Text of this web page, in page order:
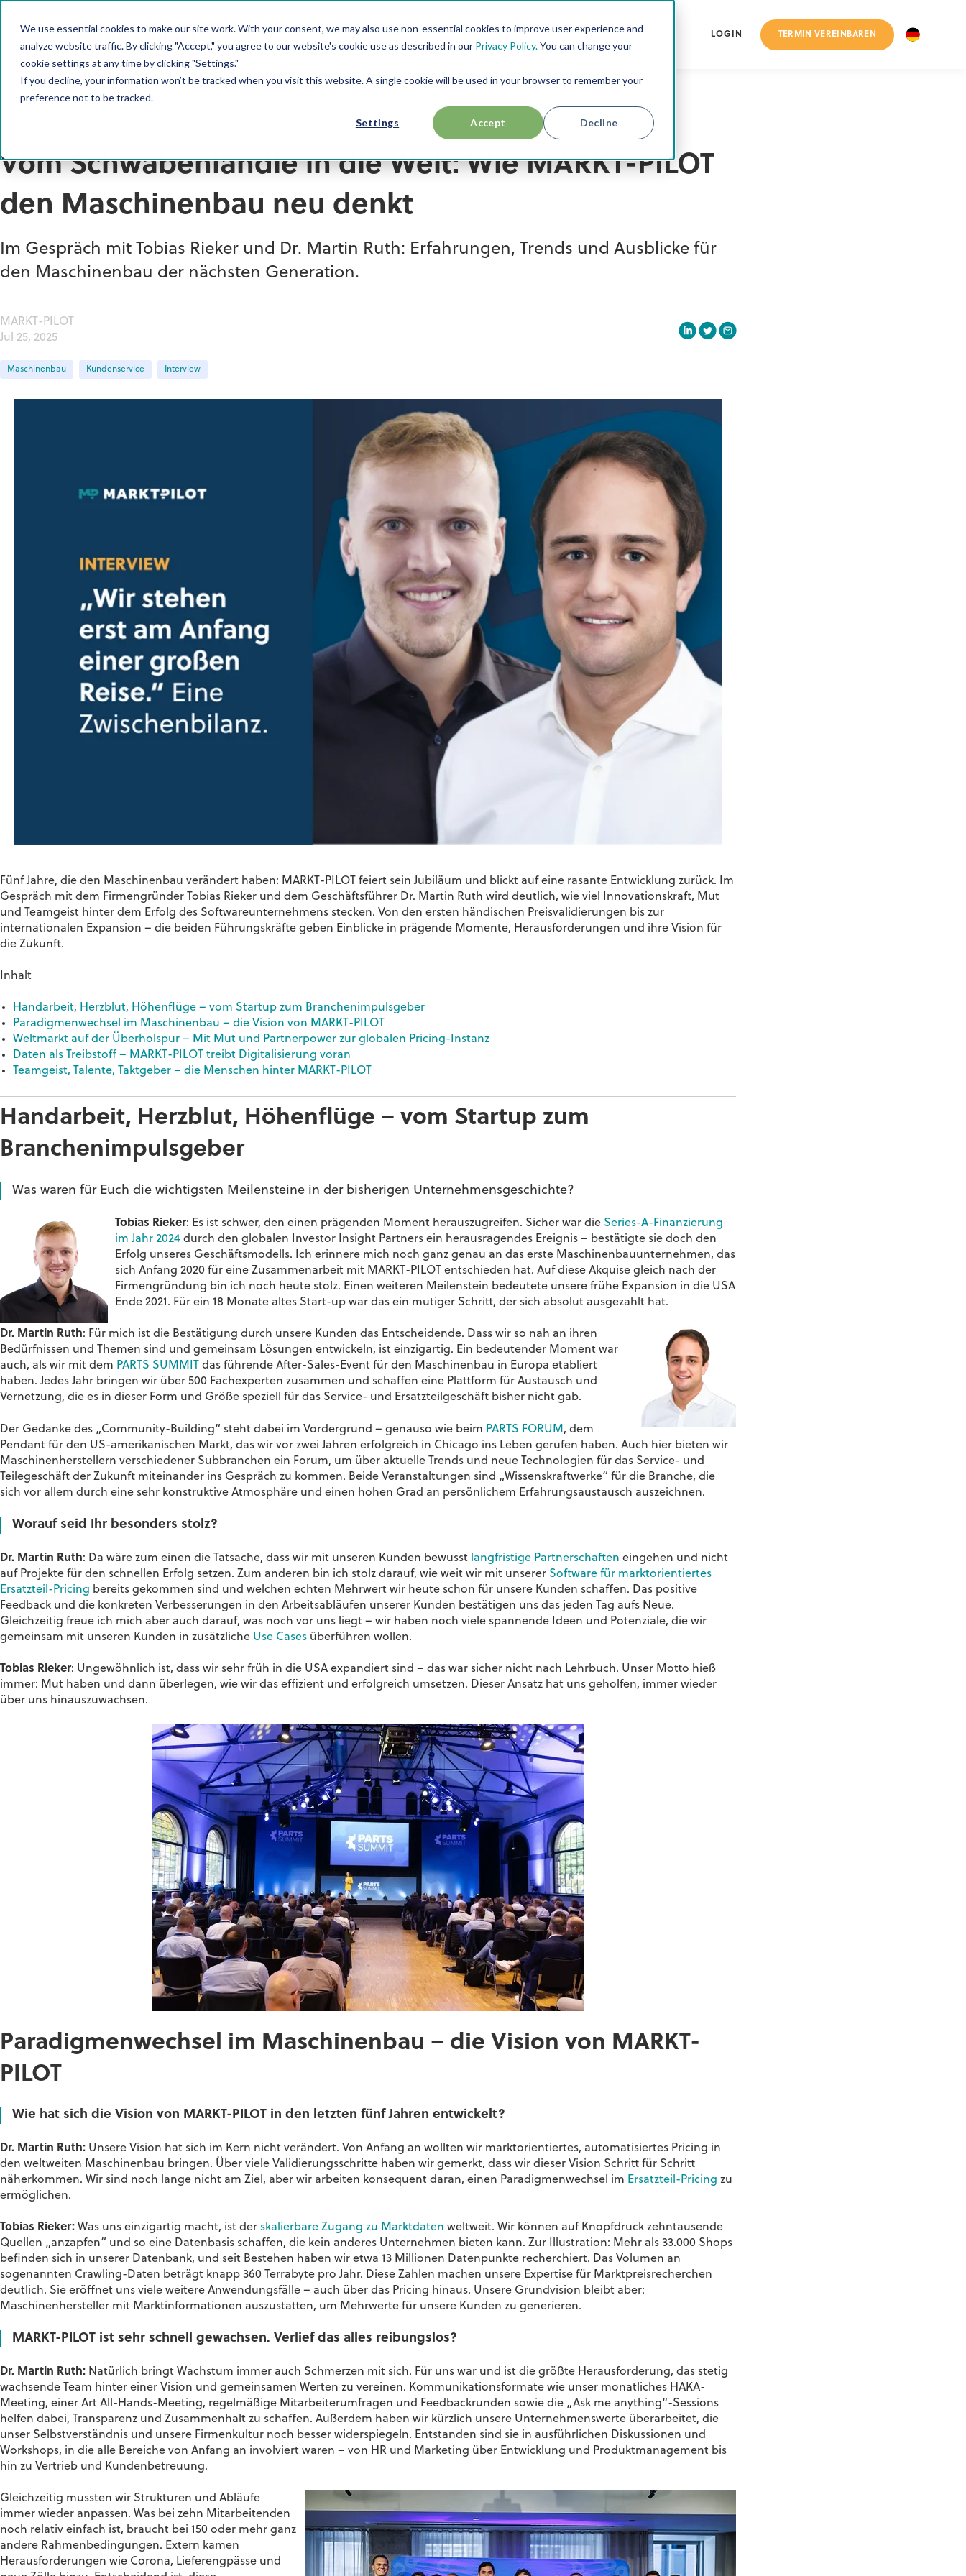
We use essential cookies to make our site work. With your consent, we may also use non-essential cookies to improve user experience and
analyze website traffic. By clicking "Accept," you agree to our website's cookie use as described in our Privacy Policy.You can change your
cookie settings at any time by clicking "Settings."
If you decline, your information won’t be tracked when you visit this website. A single cookie will be used in your browser to remember your
preference not to be tracked.
Settings Accept Decline
PRODUKT RESSOURCEN USE CASES ÜBER UNS LOGIN TERMIN VEREINBAREN
Vom Schwabenländle in die Welt: Wie MARKT-PILOT
den Maschinenbau neu denkt
Im Gespräch mit Tobias Rieker und Dr. Martin Ruth: Erfahrungen, Trends und Ausblicke für
den Maschinenbau der nächsten Generation.
MARKT-PILOT
Jul 25, 2025
Maschinenbau Kundenservice Interview
Fünf Jahre, die den Maschinenbau verändert haben: MARKT-PILOT feiert sein Jubiläum und blickt auf eine rasante Entwicklung zurück. Im
Gespräch mit dem Firmengründer Tobias Rieker und dem Geschäftsführer Dr. Martin Ruth wird deutlich, wie viel Innovationskraft, Mut
und Teamgeist hinter dem Erfolg des Softwareunternehmens stecken. Von den ersten händischen Preisvalidierungen bis zur
internationalen Expansion – die beiden Führungskräfte geben Einblicke in prägende Momente, Herausforderungen und ihre Vision für
die Zukunft.
Inhalt
Handarbeit, Herzblut, Höhenflüge – vom Startup zum Branchenimpulsgeber
Paradigmenwechsel im Maschinenbau – die Vision von MARKT-PILOT
Weltmarkt auf der Überholspur – Mit Mut und Partnerpower zur globalen Pricing-Instanz
Daten als Treibstoff – MARKT-PILOT treibt Digitalisierung voran
Teamgeist, Talente, Taktgeber – die Menschen hinter MARKT-PILOT
Handarbeit, Herzblut, Höhenflüge – vom Startup zum
Branchenimpulsgeber
Was waren für Euch die wichtigsten Meilensteine in der bisherigen Unternehmensgeschichte?
Tobias Rieker: Es ist schwer, den einen prägenden Moment herauszugreifen. Sicher war die Series-A-Finanzierung
im Jahr 2024 durch den globalen Investor Insight Partners ein herausragendes Ereignis – bestätigte sie doch den
Erfolg unseres Geschäftsmodells. Ich erinnere mich noch ganz genau an das erste Maschinenbauunternehmen, das
sich Anfang 2020 für eine Zusammenarbeit mit MARKT-PILOT entschieden hat. Auf diese Akquise gleich nach der
Firmengründung bin ich noch heute stolz. Einen weiteren Meilenstein bedeutete unsere frühe Expansion in die USA
Ende 2021. Für ein 18 Monate altes Start-up war das ein mutiger Schritt, der sich absolut ausgezahlt hat.
Dr. Martin Ruth: Für mich ist die Bestätigung durch unsere Kunden das Entscheidende. Dass wir so nah an ihren
Bedürfnissen und Themen sind und gemeinsam Lösungen entwickeln, ist einzigartig. Ein bedeutender Moment war
auch, als wir mit dem PARTS SUMMIT das führende After-Sales-Event für den Maschinenbau in Europa etabliert
haben. Jedes Jahr bringen wir über 500 Fachexperten zusammen und schaffen eine Plattform für Austausch und
Vernetzung, die es in dieser Form und Größe speziell für das Service- und Ersatzteilgeschäft bisher nicht gab.
Der Gedanke des „Community-Building“ steht dabei im Vordergrund – genauso wie beim PARTS FORUM, dem
Pendant für den US-amerikanischen Markt, das wir vor zwei Jahren erfolgreich in Chicago ins Leben gerufen haben. Auch hier bieten wir
Maschinenherstellern verschiedener Subbranchen ein Forum, um über aktuelle Trends und neue Technologien für das Service- und
Teilegeschäft der Zukunft miteinander ins Gespräch zu kommen. Beide Veranstaltungen sind „Wissenskraftwerke“ für die Branche, die
sich vor allem durch eine sehr konstruktive Atmosphäre und einen hohen Grad an persönlichem Erfahrungsaustausch auszeichnen.
Worauf seid Ihr besonders stolz?
Dr. Martin Ruth: Da wäre zum einen die Tatsache, dass wir mit unseren Kunden bewusst langfristige Partnerschaften eingehen und nicht
auf Projekte für den schnellen Erfolg setzen. Zum anderen bin ich stolz darauf, wie weit wir mit unserer Software für marktorientiertes
Ersatzteil-Pricing bereits gekommen sind und welchen echten Mehrwert wir heute schon für unsere Kunden schaffen. Das positive
Feedback und die konkreten Verbesserungen in den Arbeitsabläufen unserer Kunden bestätigen uns das jeden Tag aufs Neue.
Gleichzeitig freue ich mich aber auch darauf, was noch vor uns liegt – wir haben noch viele spannende Ideen und Potenziale, die wir
gemeinsam mit unseren Kunden in zusätzliche Use Cases überführen wollen.
Tobias Rieker: Ungewöhnlich ist, dass wir sehr früh in die USA expandiert sind – das war sicher nicht nach Lehrbuch. Unser Motto hieß
immer: Mut haben und dann überlegen, wie wir das effizient und erfolgreich umsetzen. Dieser Ansatz hat uns geholfen, immer wieder
über uns hinauszuwachsen.
Paradigmenwechsel im Maschinenbau – die Vision von MARKT-
PILOT
Wie hat sich die Vision von MARKT-PILOT in den letzten fünf Jahren entwickelt?
Dr. Martin Ruth: Unsere Vision hat sich im Kern nicht verändert. Von Anfang an wollten wir marktorientiertes, automatisiertes Pricing in
den weltweiten Maschinenbau bringen. Über viele Validierungsschritte haben wir gemerkt, dass wir dieser Vision Schritt für Schritt
näherkommen. Wir sind noch lange nicht am Ziel, aber wir arbeiten konsequent daran, einen Paradigmenwechsel im Ersatzteil-Pricing zu
ermöglichen.
Tobias Rieker: Was uns einzigartig macht, ist der skalierbare Zugang zu Marktdaten weltweit. Wir können auf Knopfdruck zehntausende
Quellen „anzapfen“ und so eine Datenbasis schaffen, die kein anderes Unternehmen bieten kann. Zur Illustration: Mehr als 33.000 Shops
befinden sich in unserer Datenbank, und seit Bestehen haben wir etwa 13 Millionen Datenpunkte recherchiert. Das Volumen an
sogenannten Crawling-Daten beträgt knapp 360 Terrabyte pro Jahr. Diese Zahlen machen unsere Expertise für Marktpreisrecherchen
deutlich. Sie eröffnet uns viele weitere Anwendungsfälle – auch über das Pricing hinaus. Unsere Grundvision bleibt aber:
Maschinenhersteller mit Marktinformationen auszustatten, um Mehrwerte für unsere Kunden zu generieren.
MARKT-PILOT ist sehr schnell gewachsen. Verlief das alles reibungslos?
Dr. Martin Ruth: Natürlich bringt Wachstum immer auch Schmerzen mit sich. Für uns war und ist die größte Herausforderung, das stetig
wachsende Team hinter einer Vision und gemeinsamen Werten zu vereinen. Kommunikationsformate wie unser monatliches HAKA-
Meeting, einer Art All-Hands-Meeting, regelmäßige Mitarbeiterumfragen und Feedbackrunden sowie die „Ask me anything“-Sessions
helfen dabei, Transparenz und Zusammenhalt zu schaffen. Außerdem haben wir kürzlich unsere Unternehmenswerte überarbeitet, die
unser Selbstverständnis und unsere Firmenkultur noch besser widerspiegeln. Entstanden sind sie in ausführlichen Diskussionen und
Workshops, in die alle Bereiche von Anfang an involviert waren – von HR und Marketing über Entwicklung und Produktmanagement bis
hin zu Vertrieb und Kundenbetreuung.
Gleichzeitig mussten wir Strukturen und Abläufe
immer wieder anpassen. Was bei zehn Mitarbeitenden
noch relativ einfach ist, braucht bei 150 oder mehr ganz
andere Rahmenbedingungen. Extern kamen
Herausforderungen wie Corona, Lieferengpässe und